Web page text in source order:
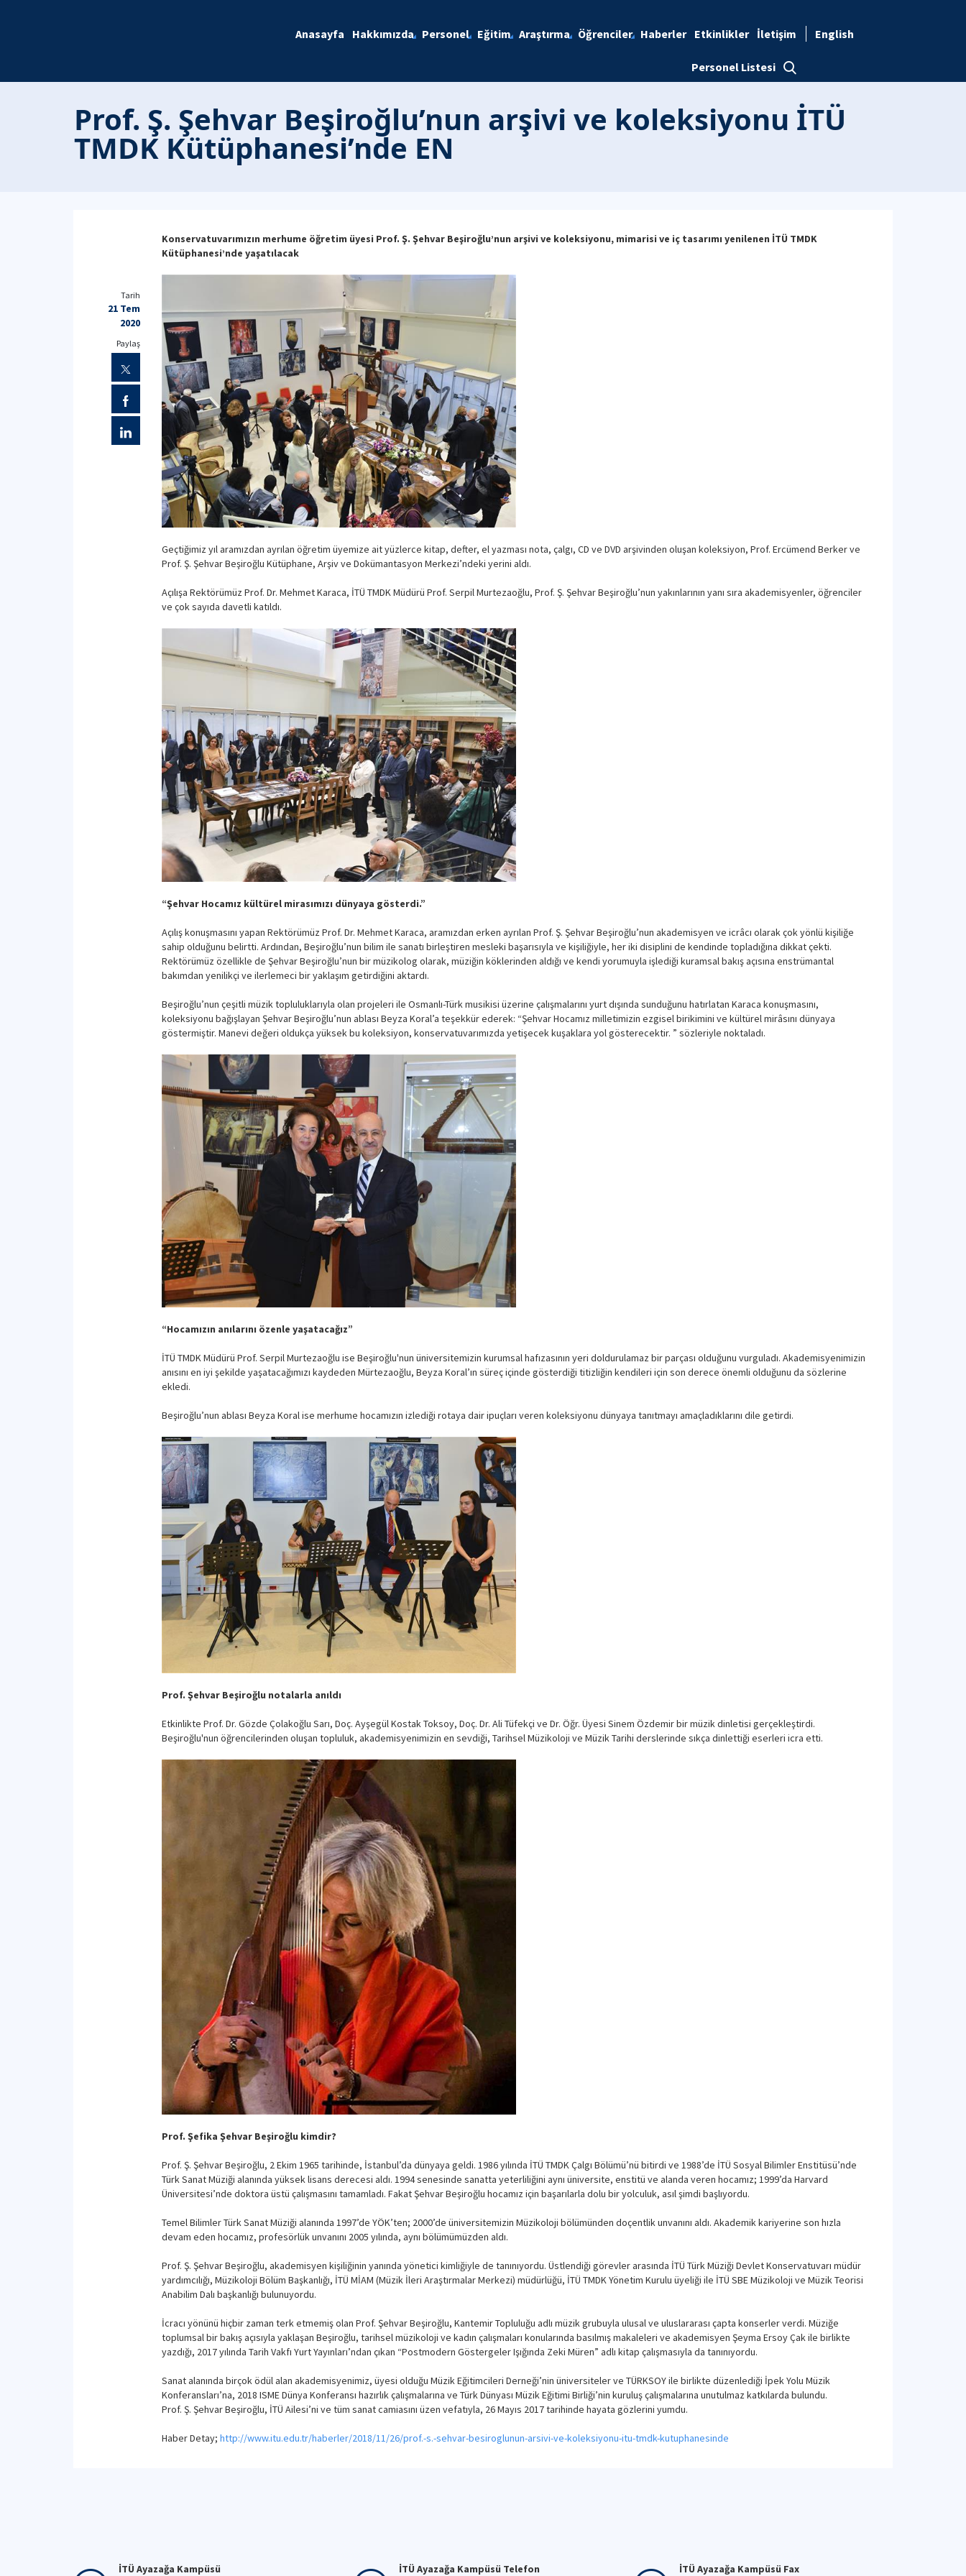
Anasayfa Hakkımızda Personel Eğitim Araştırma Öğrenciler Haberler Etkinlikler İletişim
Personel Listesi
English
Prof. Ş. Şehvar Beşiroğlu’nun arşivi ve koleksiyonu İTÜ
TMDK Kütüphanesi’nde EN
Konservatuvarımızın merhume öğretim üyesi Prof. Ş. Şehvar Beşiroğlu’nun arşivi ve koleksiyonu, mimarisi ve iç tasarımı yenilenen İTÜ TMDK
Kütüphanesi’nde yaşatılacak
Geçtiğimiz yıl aramızdan ayrılan öğretim üyemize ait yüzlerce kitap, defter, el yazması nota, çalgı, CD ve DVD arşivinden oluşan koleksiyon, Prof. Ercümend Berker ve
Prof. Ş. Şehvar Beşiroğlu Kütüphane, Arşiv ve Dokümantasyon Merkezi’ndeki yerini aldı.
Açılışa Rektörümüz Prof. Dr. Mehmet Karaca, İTÜ TMDK Müdürü Prof. Serpil Murtezaoğlu, Prof. Ş. Şehvar Beşiroğlu’nun yakınlarının yanı sıra akademisyenler, öğrenciler
ve çok sayıda davetli katıldı.
“Şehvar Hocamız kültürel mirasımızı dünyaya gösterdi.”
Açılış konuşmasını yapan Rektörümüz Prof. Dr. Mehmet Karaca, aramızdan erken ayrılan Prof. Ş. Şehvar Beşiroğlu’nun akademisyen ve icrâcı olarak çok yönlü kişiliğe
sahip olduğunu belirtti. Ardından, Beşiroğlu’nun bilim ile sanatı birleştiren mesleki başarısıyla ve kişiliğiyle, her iki disiplini de kendinde topladığına dikkat çekti.
Rektörümüz özellikle de Şehvar Beşiroğlu’nun bir müzikolog olarak, müziğin köklerinden aldığı ve kendi yorumuyla işlediği kuramsal bakış açısına enstrümantal
bakımdan yenilikçi ve ilerlemeci bir yaklaşım getirdiğini aktardı.
Beşiroğlu’nun çeşitli müzik topluluklarıyla olan projeleri ile Osmanlı-Türk musikisi üzerine çalışmalarını yurt dışında sunduğunu hatırlatan Karaca konuşmasını,
koleksiyonu bağışlayan Şehvar Beşiroğlu’nun ablası Beyza Koral’a teşekkür ederek: “Şehvar Hocamız milletimizin ezgisel birikimini ve kültürel mirâsını dünyaya
göstermiştir. Manevi değeri oldukça yüksek bu koleksiyon, konservatuvarımızda yetişecek kuşaklara yol gösterecektir. ” sözleriyle noktaladı.
“Hocamızın anılarını özenle yaşatacağız”
İTÜ TMDK Müdürü Prof. Serpil Murtezaoğlu ise Beşiroğlu'nun üniversitemizin kurumsal hafızasının yeri doldurulamaz bir parçası olduğunu vurguladı. Akademisyenimizin
anısını en iyi şekilde yaşatacağımızı kaydeden Mürtezaoğlu, Beyza Koral’ın süreç içinde gösterdiği titizliğin kendileri için son derece önemli olduğunu da sözlerine
ekledi.
Beşiroğlu’nun ablası Beyza Koral ise merhume hocamızın izlediği rotaya dair ipuçları veren koleksiyonu dünyaya tanıtmayı amaçladıklarını dile getirdi.
Prof. Şehvar Beşiroğlu notalarla anıldı
Etkinlikte Prof. Dr. Gözde Çolakoğlu Sarı, Doç. Ayşegül Kostak Toksoy, Doç. Dr. Ali Tüfekçi ve Dr. Öğr. Üyesi Sinem Özdemir bir müzik dinletisi gerçekleştirdi.
Beşiroğlu'nun öğrencilerinden oluşan topluluk, akademisyenimizin en sevdiği, Tarihsel Müzikoloji ve Müzik Tarihi derslerinde sıkça dinlettiği eserleri icra etti.
Prof. Şefika Şehvar Beşiroğlu kimdir?
Prof. Ş. Şehvar Beşiroğlu, 2 Ekim 1965 tarihinde, İstanbul’da dünyaya geldi. 1986 yılında İTÜ TMDK Çalgı Bölümü’nü bitirdi ve 1988’de İTÜ Sosyal Bilimler Enstitüsü’nde
Türk Sanat Müziği alanında yüksek lisans derecesi aldı. 1994 senesinde sanatta yeterliliğini aynı üniversite, enstitü ve alanda veren hocamız; 1999’da Harvard
Üniversitesi’nde doktora üstü çalışmasını tamamladı. Fakat Şehvar Beşiroğlu hocamız için başarılarla dolu bir yolculuk, asıl şimdi başlıyordu.
Temel Bilimler Türk Sanat Müziği alanında 1997’de YÖK’ten; 2000’de üniversitemizin Müzikoloji bölümünden doçentlik unvanını aldı. Akademik kariyerine son hızla
devam eden hocamız, profesörlük unvanını 2005 yılında, aynı bölümümüzden aldı.
Prof. Ş. Şehvar Beşiroğlu, akademisyen kişiliğinin yanında yönetici kimliğiyle de tanınıyordu. Üstlendiği görevler arasında İTÜ Türk Müziği Devlet Konservatuvarı müdür
yardımcılığı, Müzikoloji Bölüm Başkanlığı, İTÜ MİAM (Müzik İleri Araştırmalar Merkezi) müdürlüğü, İTÜ TMDK Yönetim Kurulu üyeliği ile İTÜ SBE Müzikoloji ve Müzik Teorisi
Anabilim Dalı başkanlığı bulunuyordu.
İcracı yönünü hiçbir zaman terk etmemiş olan Prof. Şehvar Beşiroğlu, Kantemir Topluluğu adlı müzik grubuyla ulusal ve uluslararası çapta konserler verdi. Müziğe
toplumsal bir bakış açısıyla yaklaşan Beşiroğlu, tarihsel müzikoloji ve kadın çalışmaları konularında basılmış makaleleri ve akademisyen Şeyma Ersoy Çak ile birlikte
yazdığı, 2017 yılında Tarih Vakfı Yurt Yayınları’ndan çıkan “Postmodern Göstergeler Işığında Zeki Müren” adlı kitap çalışmasıyla da tanınıyordu.
Sanat alanında birçok ödül alan akademisyenimiz, üyesi olduğu Müzik Eğitimcileri Derneği’nin üniversiteler ve TÜRKSOY ile birlikte düzenlediği İpek Yolu Müzik
Konferansları’na, 2018 ISME Dünya Konferansı hazırlık çalışmalarına ve Türk Dünyası Müzik Eğitimi Birliği’nin kuruluş çalışmalarına unutulmaz katkılarda bulundu.
Prof. Ş. Şehvar Beşiroğlu, İTÜ Ailesi’ni ve tüm sanat camiasını üzen vefatıyla, 26 Mayıs 2017 tarihinde hayata gözlerini yumdu.
Haber Detay; http://www.itu.edu.tr/haberler/2018/11/26/prof.-s.-sehvar-besiroglunun-arsivi-ve-koleksiyonu-itu-tmdk-kutuphanesinde
Tarih
21 Tem
2020
Paylaş
İTÜ Ayazağa Kampüsü İTÜ Ayazağa Kampüsü Telefon İTÜ Ayazağa Kampüsü Fax